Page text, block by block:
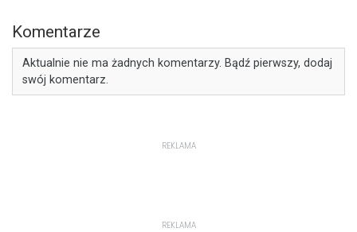
Komentarze
Aktualnie nie ma żadnych komentarzy. Bądź pierwszy, dodaj
swój komentarz.
REKLAMA
REKLAMA